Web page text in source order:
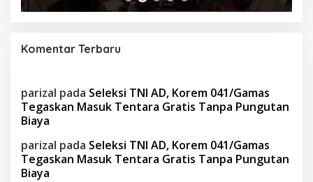
Komentar Terbaru
parizal pada Seleksi TNI AD, Korem 041/Gamas
Tegaskan Masuk Tentara Gratis Tanpa Pungutan
Biaya
parizal pada Seleksi TNI AD, Korem 041/Gamas
Tegaskan Masuk Tentara Gratis Tanpa Pungutan
Biaya